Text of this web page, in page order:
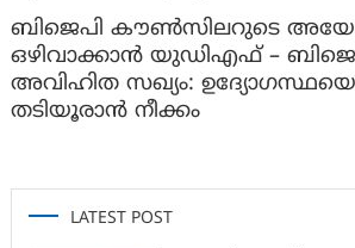
ബിജെപി കൗൺസിലറുടെ
ഒഴിവാക്കാൻ യുഡിഎഫ് –
അവിഹിത സഖ്യം: ഉദ്യോഗസ്ഥയെ
തടിയൂരാൻ നീക്കം
LATEST POST